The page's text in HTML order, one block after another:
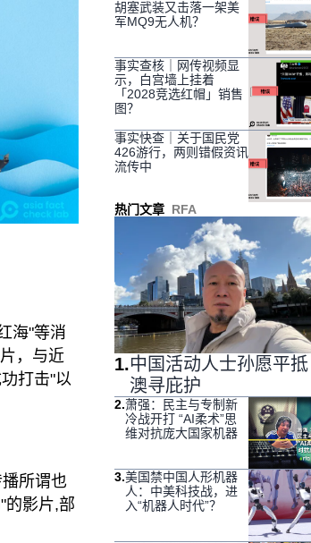
海"等消
，与近
打击"以
所谓也
的影片,部
胡塞武装又击落一架美
军MQ9无人机？
事实查核｜网传视频显
示，白宫墙上挂着
「2028竞选红帽」销售
图？
事实快查｜关于国民党
426游行，两则错假资讯
流传中
热门文章 RFA
1.中国活动人士孙愿平抵
澳寻庇护
2.萧强：民主与专制新
冷战开打 “AI柔术”思
维对抗庞大国家机器
3.美国禁中国人形机器
人：中美科技战，进
入“机器人时代”？